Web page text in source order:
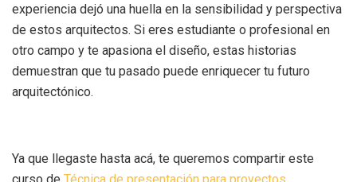
experiencia dejó una huella en la sensibilidad y perspectiva
de estos arquitectos. Si eres estudiante o profesional en
otro campo y te apasiona el diseño, estas historias
demuestran que tu pasado puede enriquecer tu futuro
arquitectónico.
Ya que llegaste hasta acá, te queremos compartir este